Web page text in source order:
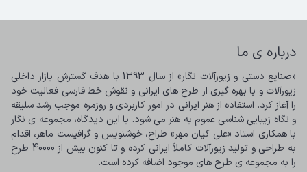
درباره ی ما
را به مجموعه ی طرح های موجود اضافه کرده است.